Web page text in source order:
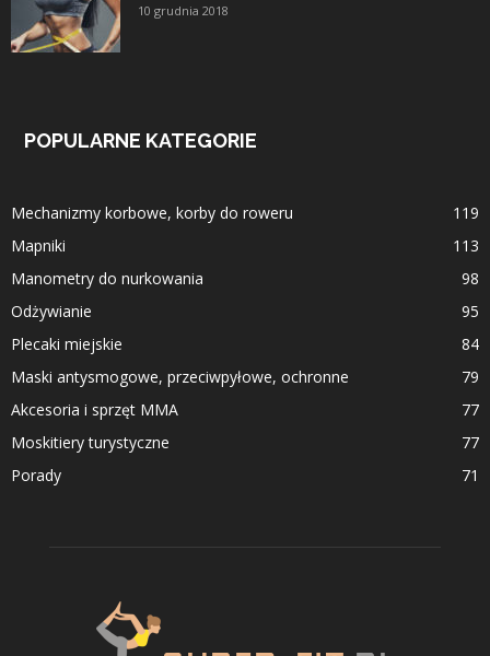
10 grudnia 2018
POPULARNE KATEGORIE
Mechanizmy korbowe, korby do roweru
119
Mapniki
113
Manometry do nurkowania
98
Odżywianie
95
Plecaki miejskie
84
Maski antysmogowe, przeciwpyłowe, ochronne
79
Akcesoria i sprzęt MMA
77
Moskitiery turystyczne
77
Porady
71